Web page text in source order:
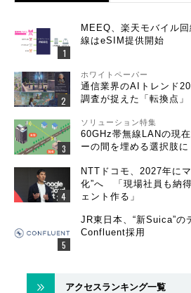
MEEQ、楽天モバイル
線はeSIM提供開始
ホワイトペーパー
通信業界のAIトレンド
調査が捉えた「転換点」
ソリューション特集
60GHz帯無線LANの現
ーの間を埋める選択肢に
NTTドコモ、2027年に
化”へ 「現場社員も納
ェント作る」
JR東日本、“新Suica”の
Confluent採用
アクセスランキング一覧